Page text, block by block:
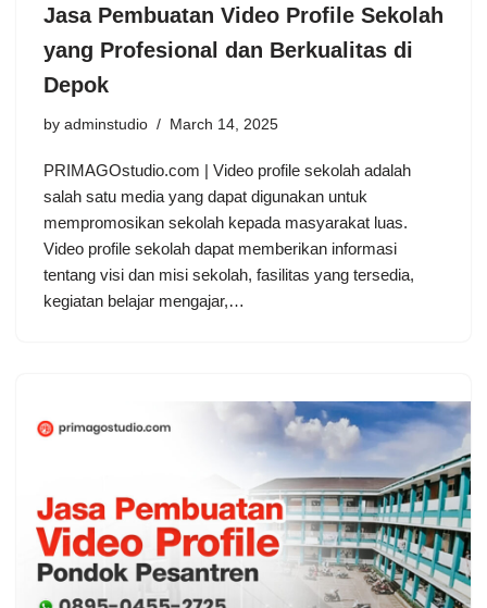
Jasa Pembuatan Video Profile Sekolah
yang Profesional dan Berkualitas di
Depok
by adminstudio March 14, 2025
PRIMAGOstudio.com | Video profile sekolah adalah
salah satu media yang dapat digunakan untuk
mempromosikan sekolah kepada masyarakat luas.
Video profile sekolah dapat memberikan informasi
tentang visi dan misi sekolah, fasilitas yang tersedia,
kegiatan belajar mengajar,…